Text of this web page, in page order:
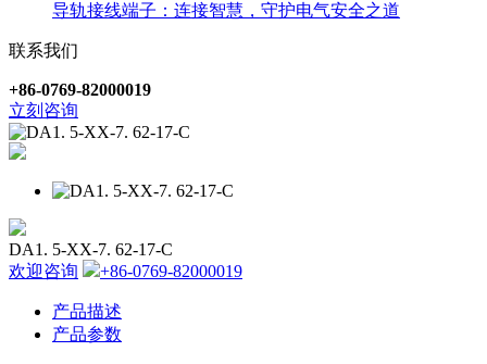
导轨接线端子：连接智慧，守护电气安全之道
联系我们
+86-0769-82000019
立刻咨询
DA1. 5-XX-7. 62-17-C
欢迎咨询
+86-0769-82000019
产品描述
产品参数